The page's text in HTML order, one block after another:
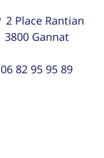
2 Place Rantian
3800 Gannat
06 82 95 95 89